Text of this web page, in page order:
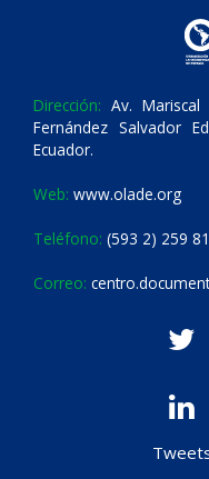
Dirección: Av.
Fernández Salvador
Ecuador.
Web: www.olade.org
Teléfono: (593 2) 259
Correo: